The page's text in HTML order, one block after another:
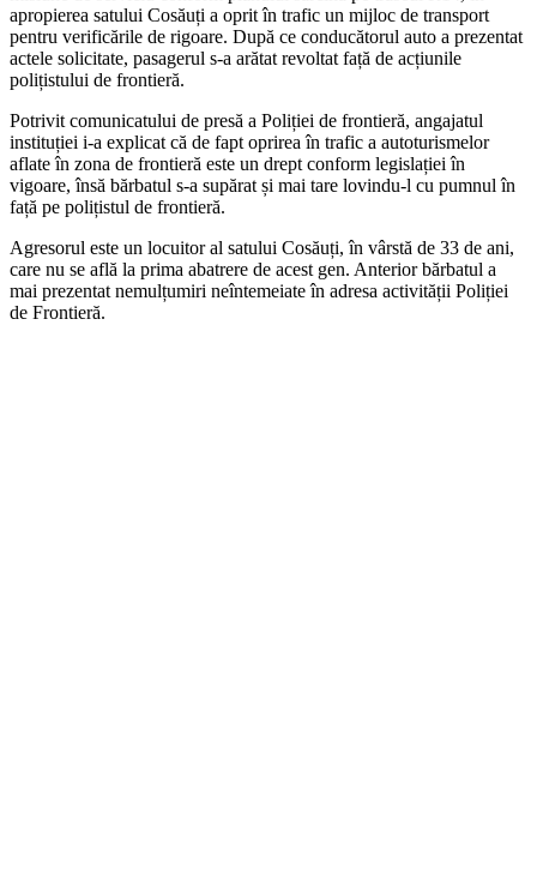
apropierea satului Cosăuți a oprit în trafic un mijloc de transport
pentru verificările de rigoare. După ce conducătorul auto a prezentat
actele solicitate, pasagerul s-a arătat revoltat față de acțiunile
polițistului de frontieră.
Potrivit comunicatului de presă a Poliției de frontieră, angajatul
instituției i-a explicat că de fapt oprirea în trafic a autoturismelor
aflate în zona de frontieră este un drept conform legislației în
vigoare, însă bărbatul s-a supărat și mai tare lovindu-l cu pumnul în
față pe polițistul de frontieră.
Agresorul este un locuitor al satului Cosăuți, în vârstă de 33 de ani,
care nu se află la prima abatrere de acest gen. Anterior bărbatul a
mai prezentat nemulțumiri neîntemeiate în adresa activității Poliției
de Frontieră.